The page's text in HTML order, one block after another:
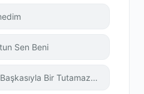
Sen Beni
Mert Demir – Beni Başkasıyla Bir Tutamazsın